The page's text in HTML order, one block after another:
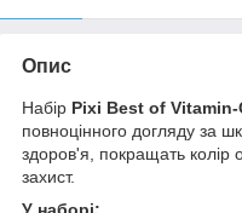
Опис
Набір Pixi Best of Vitamin-
повноцінного догляду за
здоров'я, покращать колір
захист.
У наборі: